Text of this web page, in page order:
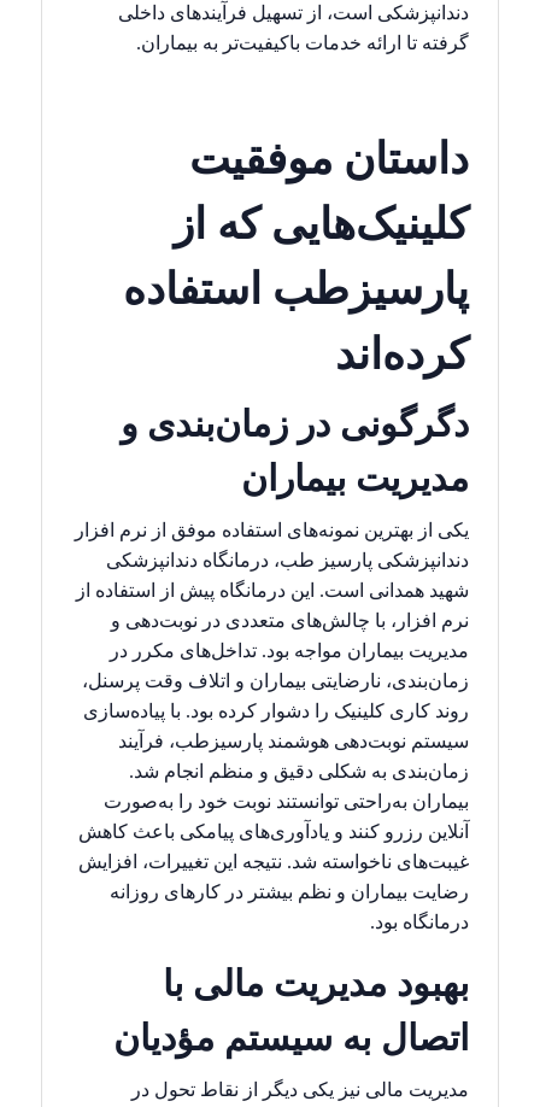
دندانپزشکی است، از تسهیل فرآیندهای داخلی
گرفته تا ارائه خدمات باکیفیت‌تر به بیماران.
داستان موفقیت
کلینیک‌هایی که از
پارسیزطب استفاده
کرده‌اند
دگرگونی در زمان‌بندی و
مدیریت بیماران
یکی از بهترین نمونه‌های استفاده موفق از نرم افزار
دندانپزشکی پارسیز طب، درمانگاه دندانپزشکی
شهید همدانی است. این درمانگاه پیش از استفاده از
نرم افزار، با چالش‌های متعددی در نوبت‌دهی و
مدیریت بیماران مواجه بود. تداخل‌های مکرر در
زمان‌بندی، نارضایتی بیماران و اتلاف وقت پرسنل،
روند کاری کلینیک را دشوار کرده بود. با پیاده‌سازی
سیستم نوبت‌دهی هوشمند پارسیزطب، فرآیند
زمان‌بندی به شکلی دقیق و منظم انجام شد.
بیماران به‌راحتی توانستند نوبت خود را به‌صورت
آنلاین رزرو کنند و یادآوری‌های پیامکی باعث کاهش
غیبت‌های ناخواسته شد. نتیجه این تغییرات، افزایش
رضایت بیماران و نظم بیشتر در کارهای روزانه
درمانگاه بود.
بهبود مدیریت مالی با
اتصال به سیستم مؤدیان
مدیریت مالی نیز یکی دیگر از نقاط تحول در